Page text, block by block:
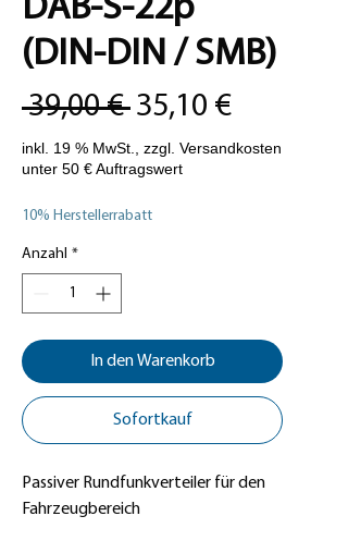
DAB-S-22p
(DIN-DIN / SMB)
39,00 € Standardpreis
35,10 €Sale-
Preis
10% Herstellerrabatt
Anzahl *
In den Warenkorb
Sofortkauf
Passiver Rundfunkverteiler für den
Fahrzeugbereich